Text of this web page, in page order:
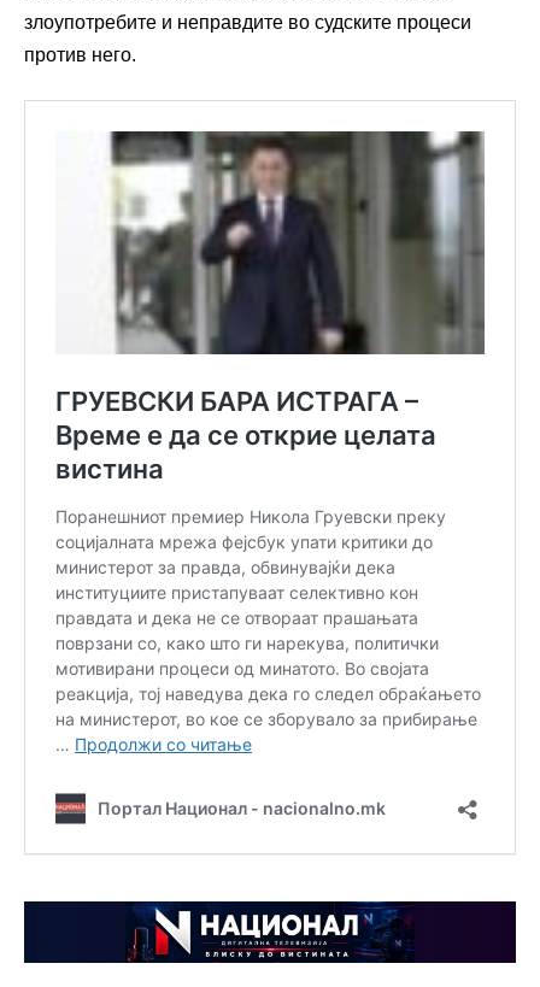
злоупотребите и неправдите во судските процеси
против него.